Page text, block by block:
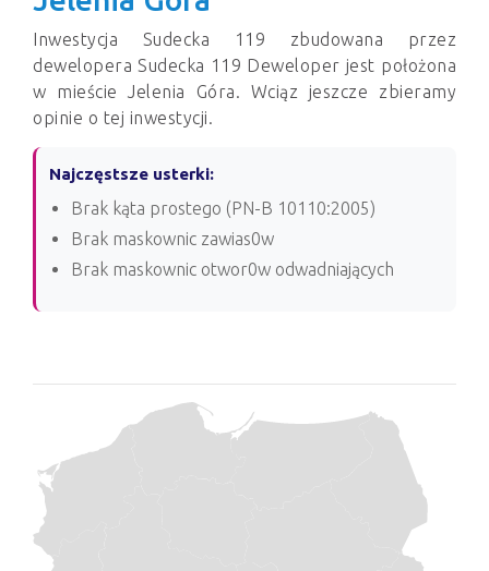
Inwestycja Sudecka 119 zbudowana przez
dewelopera Sudecka 119 Deweloper jest położona
w mieście Jelenia Góra. Wciąz jeszcze zbieramy
opinie o tej inwestycji.
Najczęstsze usterki:
Brak kąta prostego (PN-B 10110:2005)
Brak maskownic zawias0w
Brak maskownic otwor0w odwadniających